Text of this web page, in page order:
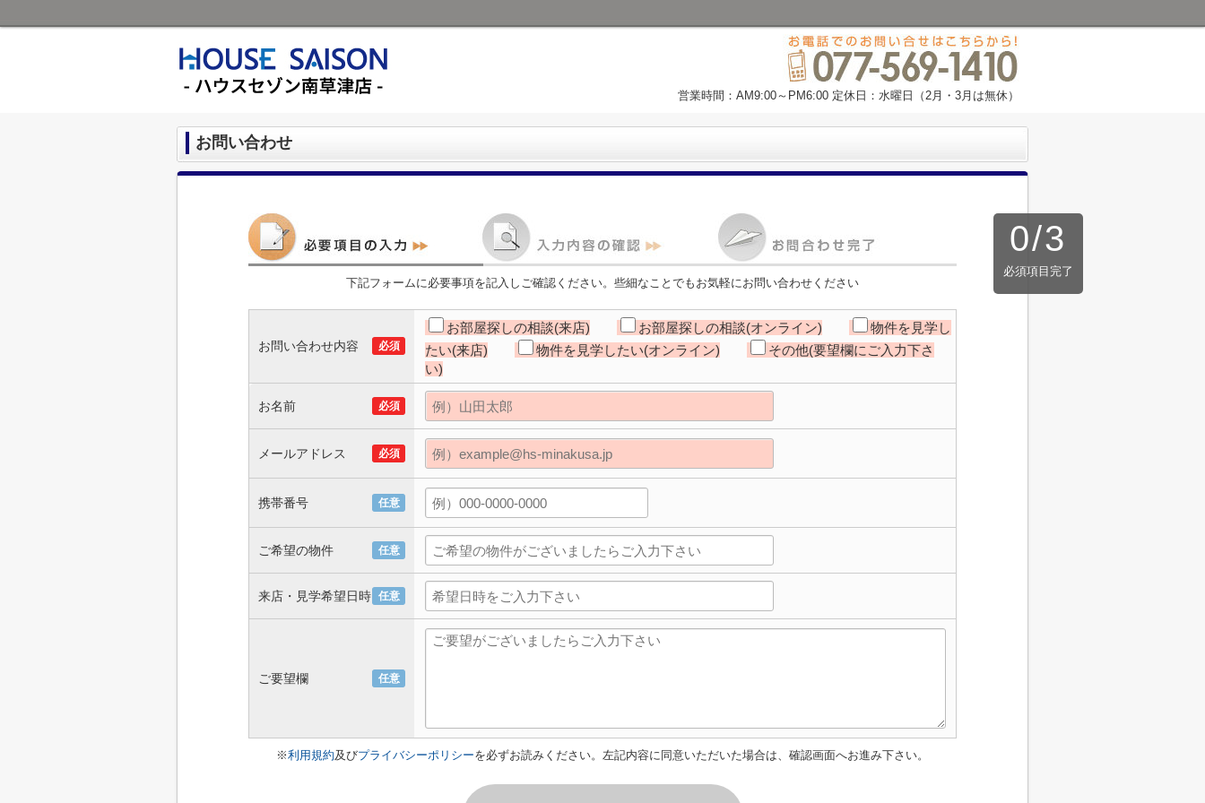
営業時間：AM9:00～PM6:00 定休日：水曜日（2月・3月は無休）
お問い合わせ
0/3
必須項目完了
下記フォームに必要事項を記入しご確認ください。些細なことでもお気軽にお問い合わせください
お問い合わせ内容 必須
お部屋探しの相談(来店) お部屋探しの相談(オンライン)
物件を見学し
たい(来店)
物件を見学したい(オンライン)
その他(要望欄にご入力下さ
い)
お名前 必須
メールアドレス 必須
携帯番号 任意
ご希望の物件 任意
来店・見学希望日時 任意
ご要望欄 任意
※利用規約及びプライバシーポリシーを必ずお読みください。左記内容に同意いただいた場合は、確認画面へお進み下さい。